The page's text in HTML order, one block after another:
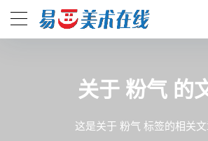
关于 粉气 的
这是关于 粉气 标签的相关